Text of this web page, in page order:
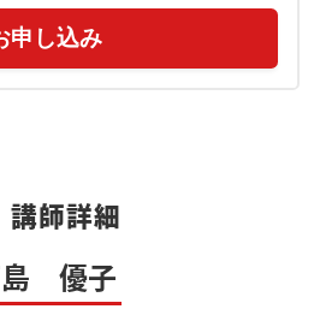
申し込み
講師詳細
優子